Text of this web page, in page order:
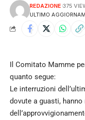
ULTIMO
REDAZIONE 375
Il Comitato Mamme
quanto segue:
Le interruzioni
dovute a guasti,